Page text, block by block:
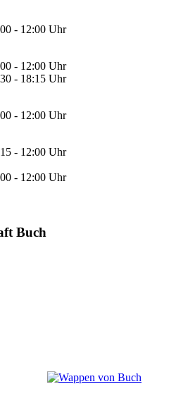
- 12:00 Uhr
- 12:00 Uhr
- 18:15 Uhr
- 12:00 Uhr
- 12:00 Uhr
- 12:00 Uhr
Buch